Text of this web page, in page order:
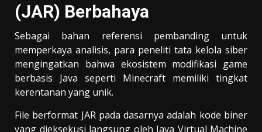
(JAR) Berbahaya
Sebagai bahan referensi pembanding untuk
memperkaya analisis, para peneliti tata kelola siber
mengingatkan bahwa ekosistem modifikasi game
berbasis Java seperti Minecraft memiliki tingkat
kerentanan yang unik.
File berformat JAR pada dasarnya adalah kode biner
yang dieksekusi langsung oleh Java Virtual Machine